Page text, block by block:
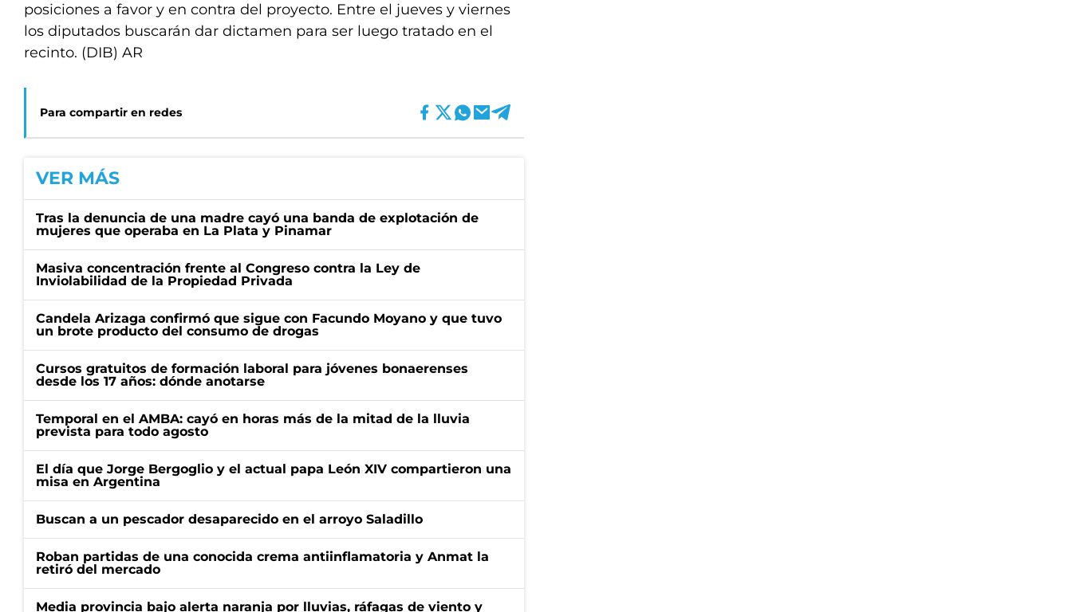
posiciones a favor y en contra del proyecto. Entre el jueves y viernes
los diputados buscarán dar dictamen para ser luego tratado en el
recinto. (DIB) AR
Para compartir en redes
VER MÁS
Tras la denuncia de una madre cayó una banda de explotación de
mujeres que operaba en La Plata y Pinamar
Masiva concentración frente al Congreso contra la Ley de
Inviolabilidad de la Propiedad Privada
Candela Arizaga confirmó que sigue con Facundo Moyano y que tuvo
un brote producto del consumo de drogas
Cursos gratuitos de formación laboral para jóvenes bonaerenses
desde los 17 años: dónde anotarse
Temporal en el AMBA: cayó en horas más de la mitad de la lluvia
prevista para todo agosto
El día que Jorge Bergoglio y el actual papa León XIV compartieron una
misa en Argentina
Buscan a un pescador desaparecido en el arroyo Saladillo
Roban partidas de una conocida crema antiinflamatoria y Anmat la
retiró del mercado
Media provincia bajo alerta naranja por lluvias, ráfagas de viento y